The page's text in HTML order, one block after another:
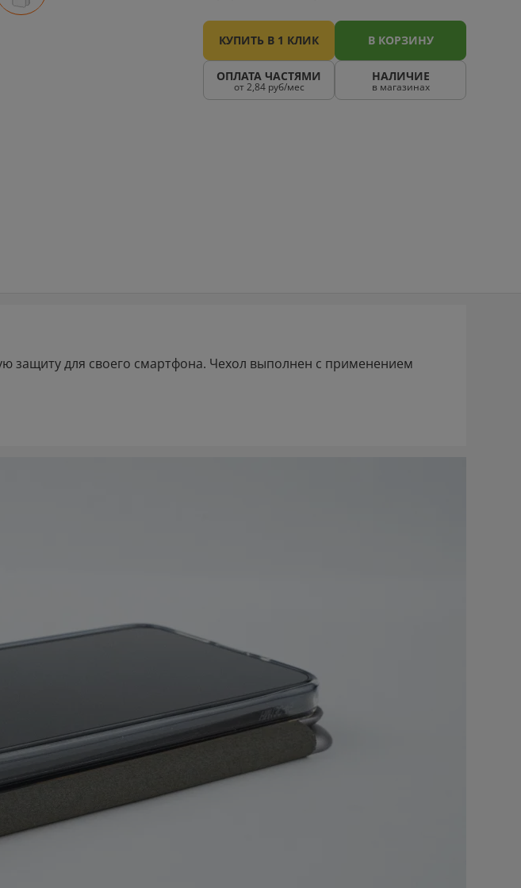
КУПИТЬ В 1 КЛИК В КОРЗИНУ
ОПЛАТА ЧАСТЯМИ
от 2,84 руб/мес
НАЛИЧИЕ
в магазинах
защиту для своего смартфона. Чехол выполнен с применением